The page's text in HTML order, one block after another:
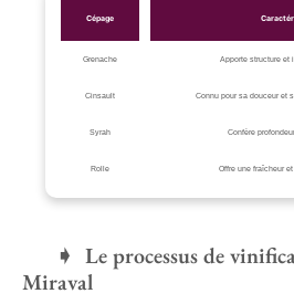
Cépage
Grenache Apporte structure et
Cinsault Connu pour sa douceur et
Syrah Confère
Rolle Offre une fraîcheur
Le processus de
Miraval